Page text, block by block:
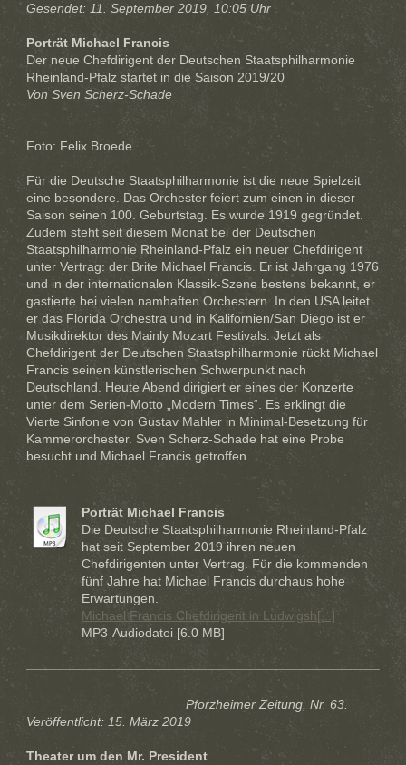
Gesendet: 11. September 2019, 10:05 Uhr
Porträt Michael Francis
Der neue Chefdirigent der Deutschen Staatsphilharmonie
Rheinland-Pfalz startet in die Saison 2019/20
Von Sven Scherz-Schade
Foto: Felix Broede
Für die Deutsche Staatsphilharmonie ist die neue Spielzeit
eine besondere. Das Orchester feiert zum einen in dieser
Saison seinen 100. Geburtstag. Es wurde 1919 gegründet.
Zudem steht seit diesem Monat bei der Deutschen
Staatsphilharmonie Rheinland-Pfalz ein neuer Chefdirigent
unter Vertrag: der Brite Michael Francis. Er ist Jahrgang 1976
und in der internationalen Klassik-Szene bestens bekannt, er
gastierte bei vielen namhaften Orchestern. In den USA leitet
er das Florida Orchestra und in Kalifornien/San Diego ist er
Musikdirektor des Mainly Mozart Festivals. Jetzt als
Chefdirigent der Deutschen Staatsphilharmonie rückt Michael
Francis seinen künstlerischen Schwerpunkt nach
Deutschland. Heute Abend dirigiert er eines der Konzerte
unter dem Serien-Motto „Modern Times“. Es erklingt die
Vierte Sinfonie von Gustav Mahler in Minimal-Besetzung für
Kammerorchester. Sven Scherz-Schade hat eine Probe
besucht und Michael Francis getroffen.
Porträt Michael Francis
Die Deutsche Staatsphilharmonie Rheinland-Pfalz
hat seit September 2019 ihren neuen
Chefdirigenten unter Vertrag. Für die kommenden
fünf Jahre hat Michael Francis durchaus hohe
Erwartungen.
Michael Francis Chefdirigent in Ludwigsh[...]
MP3-Audiodatei [6.0 MB]
Pforzheimer Zeitung, Nr. 63.
Veröffentlicht: 15. März 2019
Theater um den Mr. President